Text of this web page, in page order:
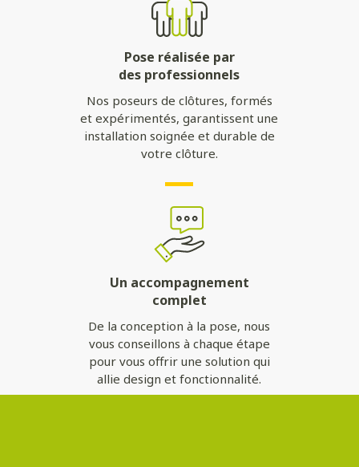
Pose réalisée par
des professionnels
Nos poseurs de clôtures, formés
et expérimentés, garantissent une
installation soignée et durable de
votre clôture.
Un accompagnement
complet
De la conception à la pose, nous
vous conseillons à chaque étape
pour vous offrir une solution qui
allie design et fonctionnalité.